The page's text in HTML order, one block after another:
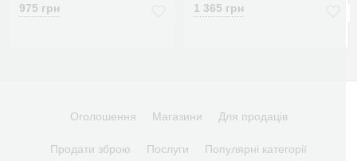
975 грн 1 365 грн
Оголошення Магазини Для продаців
Продати зброю Послуги Популярні категорії